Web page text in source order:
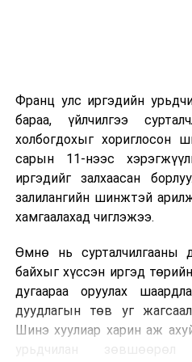
2026 оны 9 дүгээр
дотуур байранд
Сургууль,
зохицуулалт
2026 оны 8 дугаар
байранд элсэлт,
арга хэмжээ зохион
Франц улс иргэдийн
бараа, үйлчилгээ
холбогдохыг хориглосон
сарын 11-нээс
иргэдийг залхаасан
залилангийн шинжтэй
хамгаалахад чиглэжээ.
Өмнө нь сурталчилгааны
байхыг хүссэн иргэд
дугаараа оруулах
дуудлагын төв уг
Шинэ хуулиар харин аж
урьдчилан зөвшөөрөл